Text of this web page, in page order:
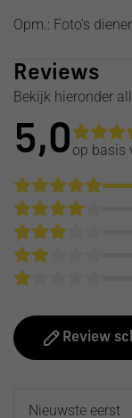
Opm.: Foto's
Reviews
Bekijk hieronder
5,0 op basis
Review